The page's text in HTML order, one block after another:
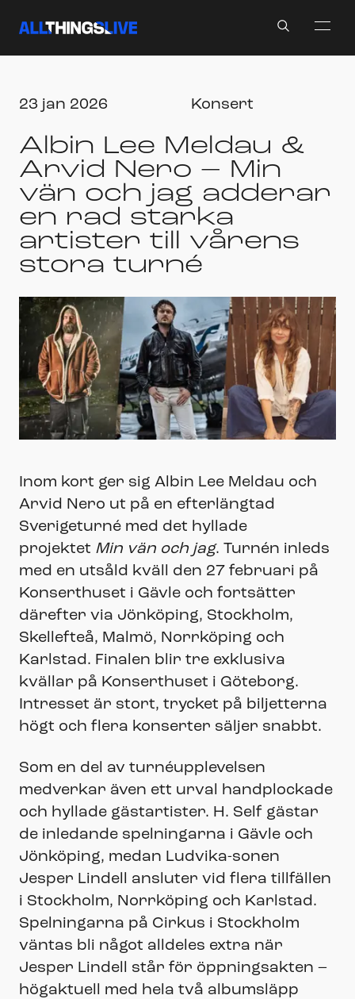
23 jan 2026 Konsert
Albin Lee Meldau &
Arvid Nero – Min
vän och jag adderar
en rad starka
artister till vårens
stora turné
Inom kort ger sig Albin Lee Meldau och
Arvid Nero ut på en efterlängtad
Sverigeturné med det hyllade
projektet Min vän och jag. Turnén inleds
med en utsåld kväll den 27 februari på
Konserthuset i Gävle och fortsätter
därefter via Jönköping, Stockholm,
Skellefteå, Malmö, Norrköping och
Karlstad. Finalen blir tre exklusiva
kvällar på Konserthuset i Göteborg.
Intresset är stort, trycket på biljetterna
högt och flera konserter säljer snabbt.
Som en del av turnéupplevelsen
medverkar även ett urval handplockade
och hyllade gästartister. H. Self gästar
de inledande spelningarna i Gävle och
Jönköping, medan Ludvika-sonen
Jesper Lindell ansluter vid flera tillfällen
i Stockholm, Norrköping och Karlstad.
Spelningarna på Cirkus i Stockholm
väntas bli något alldeles extra när
Jesper Lindell står för öppningsakten –
högaktuell med hela två albumsläpp